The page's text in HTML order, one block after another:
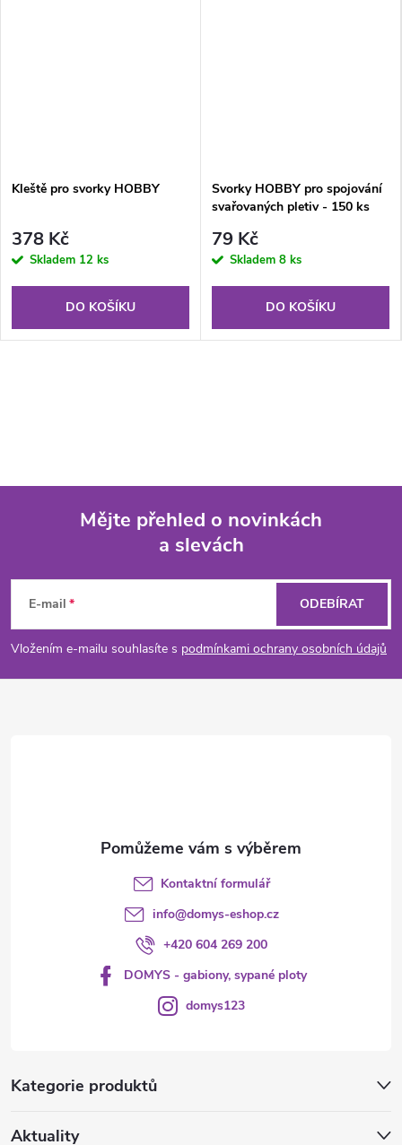
Kleště pro svorky HOBBY
378 Kč
Skladem 12 ks
DO KOŠÍKU
Svorky HOBBY pro spojování
svařovaných pletiv - 150 ks
79 Kč
Skladem 8 ks
DO KOŠÍKU
p
a
Mějte přehled o novinkách
a slevách
E-mail
Vložením e-mailu souhlasíte s podmínkami ochrany osobních údajů
ODEBÍRAT
Kategorie produktů
Aktuality
Kontaktní formulář
info@domys-eshop.cz
+420 604 269 200
DOMYS - gabiony, sypané ploty
domys123